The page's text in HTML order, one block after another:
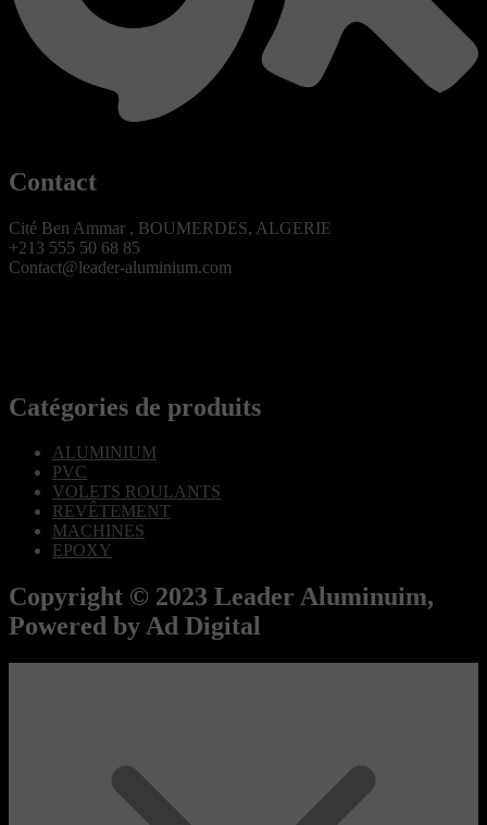
Contact
Cité Ben Ammar , BOUMERDES, ALGERIE
+213 555 50 68 85
Contact@leader-aluminium.com
Catégories de produits
ALUMINIUM
PVC
VOLETS ROULANTS
REVÊTEMENT
MACHINES
EPOXY
Copyright © 2023 Leader Aluminuim,
Powered by Ad Digital